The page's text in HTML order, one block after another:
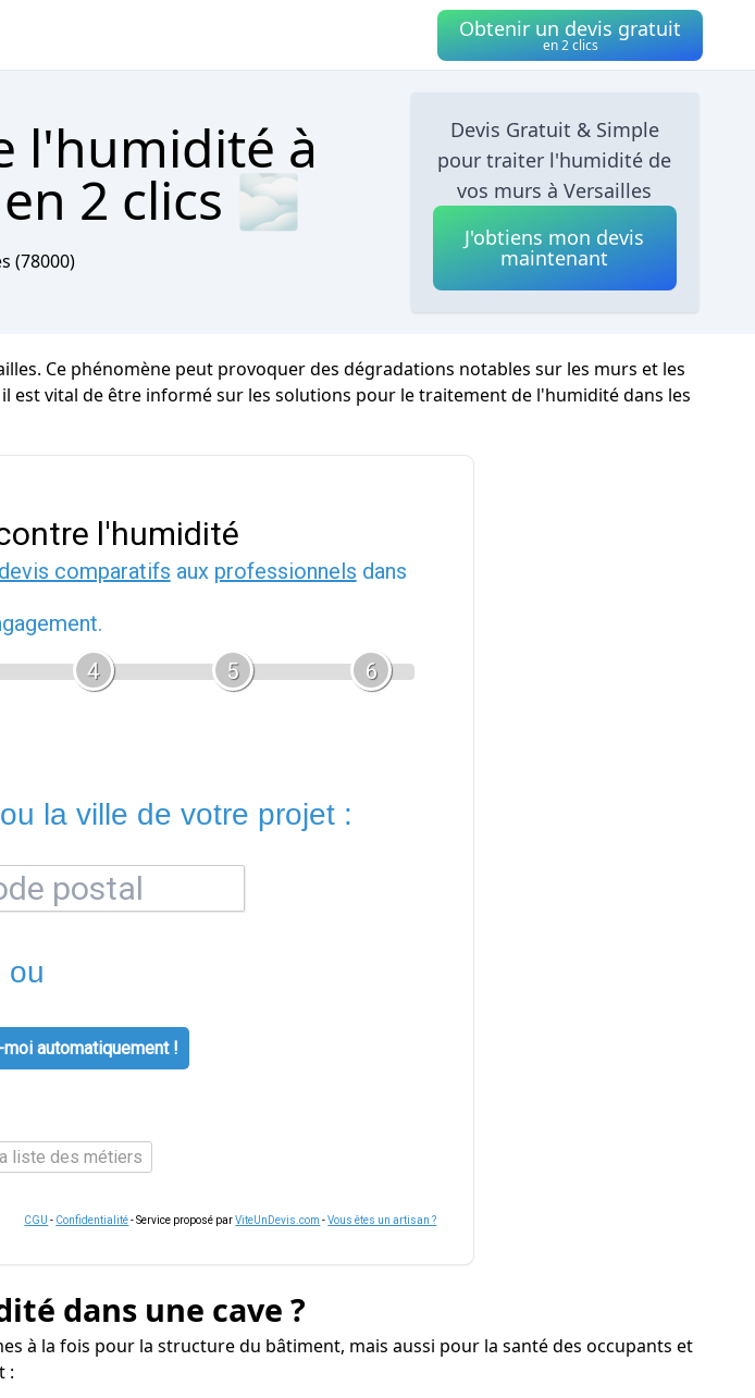
Obtenir un devis gratuit
en 2 clics
l'humidité à
en 2 clics 🌫
(78000)
Devis Gratuit & Simple
pour traiter l'humidité de
vos murs à Versailles
J'obtiens mon devis
maintenant
Ce phénomène peut provoquer des dégradations notables sur les murs et les
est vital de être informé sur les solutions pour le traitement de l'humidité dans les
l'humidité
comparatifs aux professionnels dans
4 5 6
la ville de votre projet :
ou
automatiquement !
liste des métiers
CGU - Confidentialité- Service proposé parViteUnDevis.com -Vous êtes un artisan ?
dans une cave ?
à la fois pour la structure du bâtiment, mais aussi pour la santé des occupants et
: